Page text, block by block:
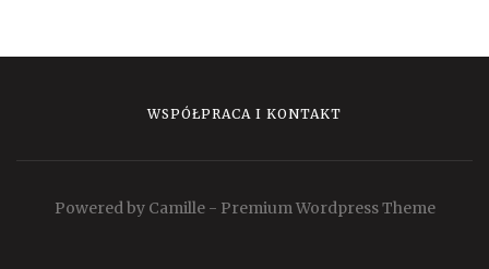
WSPÓŁPRACA I KONTAKT
Powered by Camille - Premium Wordpress Theme